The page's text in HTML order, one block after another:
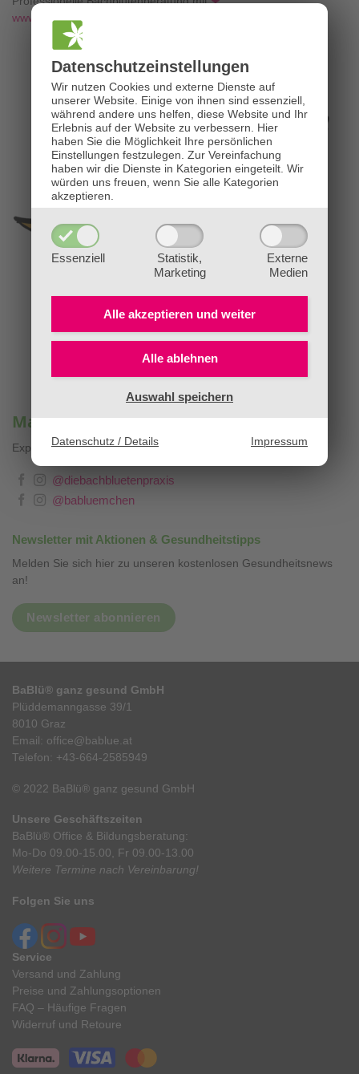
Datenschutz­einstellungen
Wir nutzen Cookies und externe Dienste auf
unserer Website. Einige von ihnen sind essenziell,
während andere uns helfen, diese Website und Ihr
Erlebnis auf der Website zu verbessern. Hier
haben Sie die Möglichkeit Ihre persönlichen
Einstellungen festzulegen. Zur Vereinfachung
haben wir die Dienste in Kategorien eingeteilt. Wir
würden uns freuen, wenn Sie alle Kategorien
akzeptieren.
Essenziell
Statistik,
Marketing
Externe
Medien
Alle akzeptieren und weiter
Alle ablehnen
Auswahl speichern
Datenschutz / Details Impressum
www.die-bachblütenpraxis.at
Mag. Sandra Stopar & BaBlümchen®
Expertenwissen, Blog & Liebevolles
@diebachbluetenpraxis
@babluemchen
Newsletter mit Aktionen & Gesundheitstipps
Melden Sie sich hier zu unseren kostenlosen Gesundheitsnews
an!
Newsletter abonnieren
BaBlü® ganz gesund GmbH
Plüddemanngasse 39/1
8010 Graz
Email: office@bablue.at
Telefon: +43-664-2585949
© 2022 BaBlü® ganz gesund GmbH
Unsere Geschäftszeiten
BaBlü® Office & Bildungsberatung:
Mo-Do 09.00-15.00, Fr 09.00-13.00
Weitere Termine nach Vereinbarung!
Folgen Sie uns
Service
Versand und Zahlung
Preise und Zahlungsoptionen
FAQ – Häufige Fragen
Widerruf und Retoure